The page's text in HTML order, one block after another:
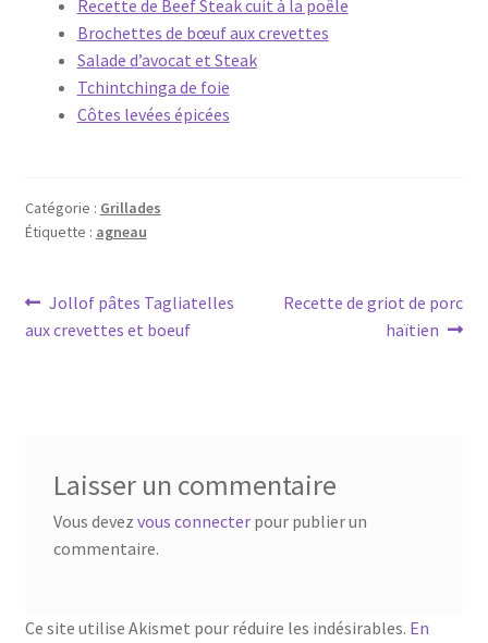
Recette de Beef Steak cuit à la poêle
Brochettes de bœuf aux crevettes
Salade d’avocat et Steak
Tchintchinga de foie
Côtes levées épicées
Catégorie : Grillades
Étiquette : agneau
Navigation
de
Article
précédent :
Jollof pâtes Tagliatelles
aux crevettes et boeuf
Article
Recette de griot de porc
haïtien
Laisser un commentaire
Vous devez vous connecterpour publier un
commentaire.
Ce site utilise Akismet pour réduire les indésirables. En